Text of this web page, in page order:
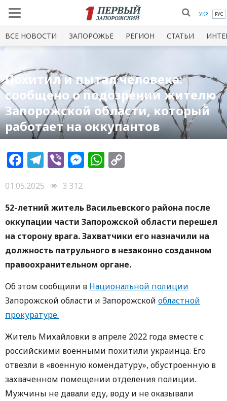
УКР РУС
ВСЕ НОВОСТИ ЗАПОРОЖЬЕ РЕГИОН СТАТЬИ
Похитил и пытал человека:
сообщено о подозрении жителю
Запорожской области, который
работает на оккупантов
Facebook
Telegram
ViberMessenger
WhatsApp
01.05.2025
3 312
52-летний житель Васильевского района после
оккупации части Запорожской области перешел
на сторону врага. Захватчики его назначили на
должность патрульного в незаконно созданном
правоохранительном органе.
Об этом сообщили в Национальной полиции
Запорожской области и Запорожской областной
прокуратуре.
Житель Михайловки в апреле 2022 года вместе с
российскими военными похитили украинца. Его
отвезли в «военную комендатуру», обустроенную в
захваченном помещении отделения полиции.
Мужчины не давали еду, воду и не оказывали